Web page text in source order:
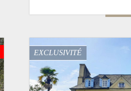
EXCLUSIVITÉ